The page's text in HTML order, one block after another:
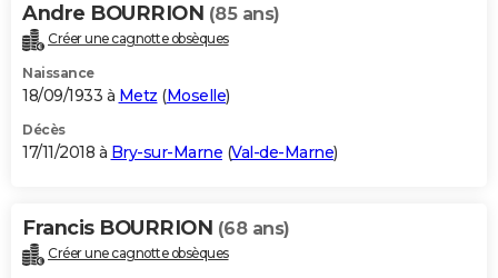
Andre BOURRION (85 ans)
Créer une cagnotte obsèques
Naissance
18/09/1933 à Metz (Moselle)
Décès
17/11/2018 à Bry-sur-Marne (Val-de-Marne)
Francis BOURRION (68 ans)
Créer une cagnotte obsèques